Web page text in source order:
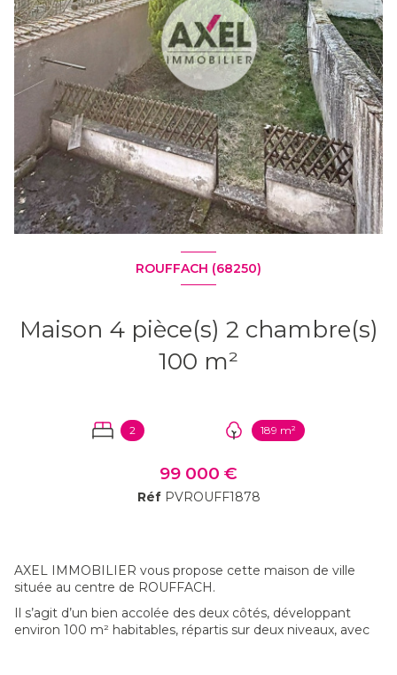
ROUFFACH (68250)
Maison 4 pièce(s) 2 chambre(s)
100 m²
2 189 m²
99 000 €
Réf PVROUFF1878
AXEL IMMOBILIER vous propose cette maison de ville
située au centre de ROUFFACH.
Il s’agit d’un bien accolée des deux côtés, développant
environ 100 m² habitables, répartis sur deux niveaux, avec